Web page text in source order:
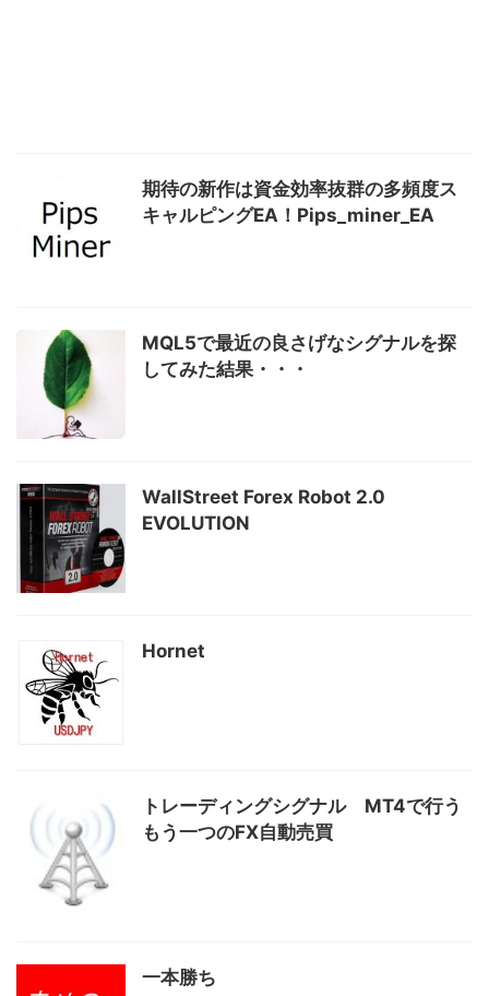
期待の新作は資金効率抜群の多頻度ス
キャルピングEA！Pips_miner_EA
MQL5で最近の良さげなシグナルを探
してみた結果・・・
WallStreet Forex Robot 2.0
EVOLUTION
Hornet
トレーディングシグナル MT4で行う
もう一つのFX自動売買
一本勝ち